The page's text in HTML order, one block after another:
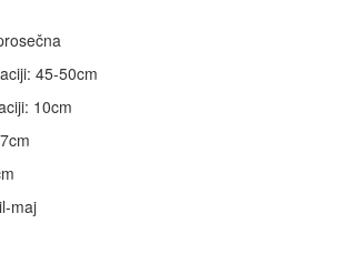
45-50cm
10cm
maj